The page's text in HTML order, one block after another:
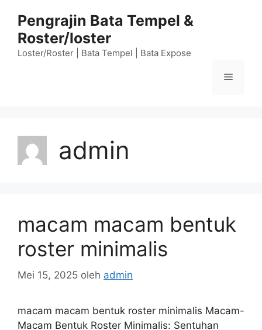
Pengrajin Bata Tempel &
Roster/loster
Loster/Roster | Bata Tempel | Bata Expose
Menu
admin
macam macam bentuk
roster minimalis
Mei 15, 2025 oleh admin
macam macam bentuk roster minimalis Macam-
Macam Bentuk Roster Minimalis: Sentuhan